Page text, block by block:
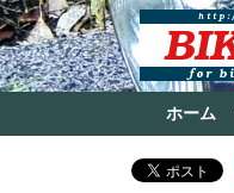
ホーム